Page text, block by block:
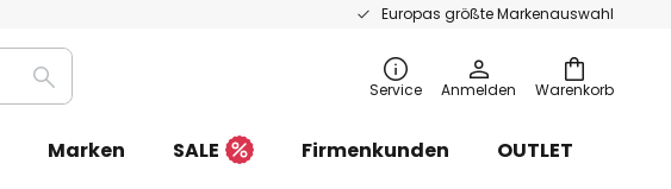
Europas größte Markenauswahl
Warenkorb
Suche Service Anmelden
Marken SALE Firmenkunden
OUTLET